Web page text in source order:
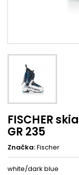
FISCHER
GR 235
Značka:Fischer
white/dark blue